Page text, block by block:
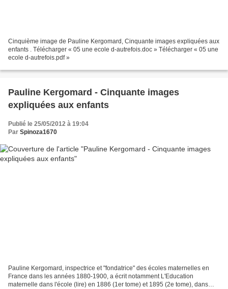
Cinquième image de Pauline Kergomard, Cinquante images expliquées aux
enfants . Télécharger « 05 une ecole d-autrefois.doc » Télécharger « 05 une
ecole d-autrefois.pdf »
Pauline Kergomard - Cinquante images
expliquées aux enfants
Publié le 25/05/2012 à 19:04
Par Spinoza1670
Pauline Kergomard, inspectrice et "fondatrice" des écoles maternelles en
France dans les années 1880-1900, a écrit notamment L'Education
maternelle dans l'école (lire) en 1886 (1er tome) et 1895 (2e tome), dans